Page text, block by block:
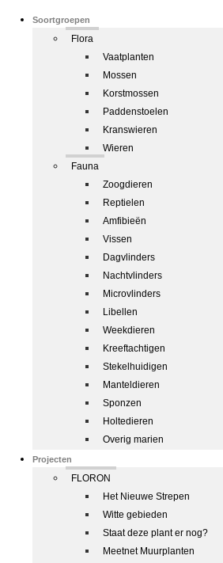
Soortgroepen
Flora
Vaatplanten
Mossen
Korstmossen
Paddenstoelen
Kranswieren
Wieren
Fauna
Zoogdieren
Reptielen
Amfibieën
Vissen
Dagvlinders
Nachtvlinders
Microvlinders
Libellen
Weekdieren
Kreeftachtigen
Stekelhuidigen
Manteldieren
Sponzen
Holtedieren
Overig marien
Projecten
FLORON
Het Nieuwe Strepen
Witte gebieden
Staat deze plant er nog?
Meetnet Muurplanten